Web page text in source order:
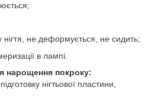
нігтя, не деформується, не сидить;
в лампі.
нарощення покроку:
нігтьової пластини,